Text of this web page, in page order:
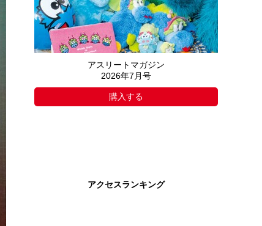
アスリートマガジン
2026年7月号
購入する
アクセスランキング